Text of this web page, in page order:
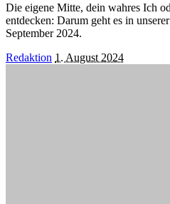
Die eigene Mitte, dein wahres Ich
entdecken: Darum geht es in
September 2024.
Posted
Redaktion 1. August 2024